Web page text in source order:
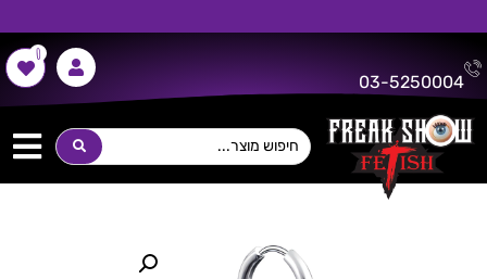
משלוח חינם על כל רכישה מעל 300 ש"ח!
03-5250004
0